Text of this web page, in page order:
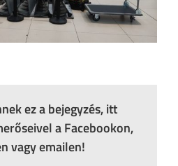
ez a bejegyzés, itt
a Facebookon,
vagy emailen!